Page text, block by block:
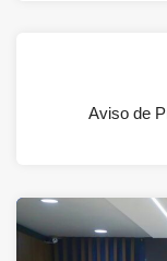
Aviso de